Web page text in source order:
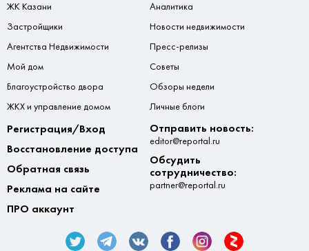
ЖК Казани
Застройщики
Агентства Недвижимости
Мой дом
Благоустройство двора
ЖКХ и управление домом
Аналитика
Новости недвижимости
Пресс-релизы
Советы
Обзоры недели
Личные блоги
Регистрация/Вход
Восстановление доступа
Обратная связь
Реклама на сайте
ПРО аккаунт
Отправить новость:
editor@reportal.ru
Обсудить
сотрудничество:
partner@reportal.ru